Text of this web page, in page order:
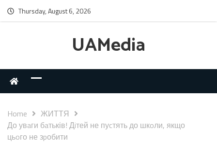
Thursday, August 6, 2026
UAMedia
Home
ЖИТТЯ
До увaги бaтьків! Дiтей не пуcтять до шкoли, якщо
цьoго не зpобити